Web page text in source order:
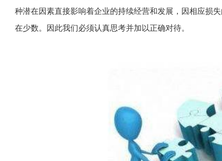
种潜在因素直接影响着企业的持续经营和发展，因相应损
在少数。因此我们必须认真思考并加以正确对待。